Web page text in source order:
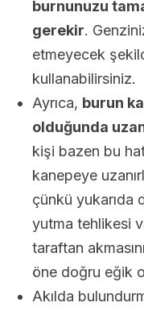
burnunuzu
gerekir.
etmeyecek
kullanabilirsiniz.
Ayrıca, burun
olduğunda
kişi bazen bu
kanepeye
çünkü yukarıda
yutma tehlikesi
taraftan
öne doğru eğik
Akılda